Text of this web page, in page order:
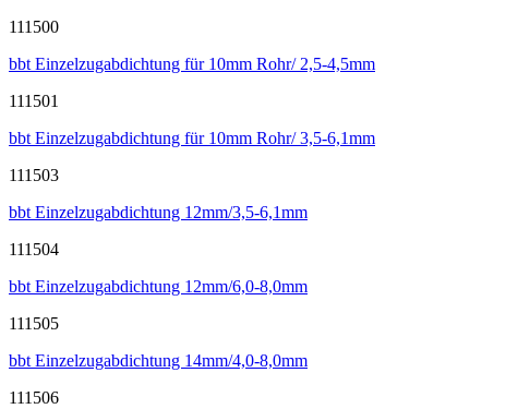
111500
bbt Einzelzugabdichtung für 10mm Rohr/ 2,5-4,5mm
111501
bbt Einzelzugabdichtung für 10mm Rohr/ 3,5-6,1mm
111503
bbt Einzelzugabdichtung 12mm/3,5-6,1mm
111504
bbt Einzelzugabdichtung 12mm/6,0-8,0mm
111505
bbt Einzelzugabdichtung 14mm/4,0-8,0mm
111506